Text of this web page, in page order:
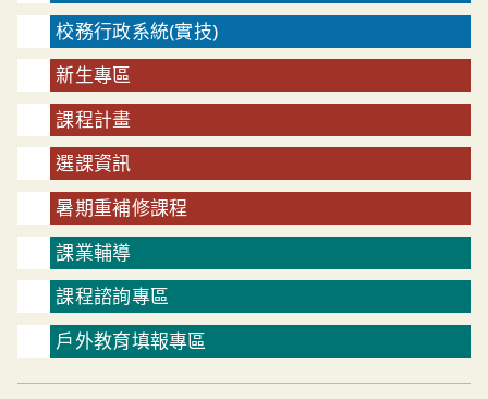
校務行政系統(實技)
新生專區
課程計畫
選課資訊
暑期重補修課程
課業輔導
課程諮詢專區
戶外教育填報專區